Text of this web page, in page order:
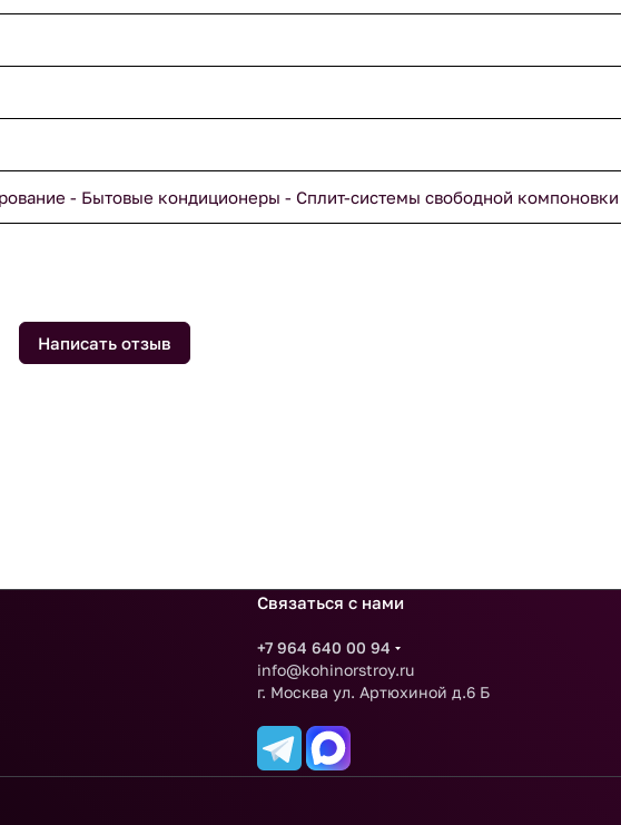
- Бытовые кондиционеры - Сплит-системы свободной компоновки
Написать отзыв
Связаться с нами
+7 964 640 00 94
info@kohinorstroy.ru
г. Москва ул. Артюхиной д.6 Б